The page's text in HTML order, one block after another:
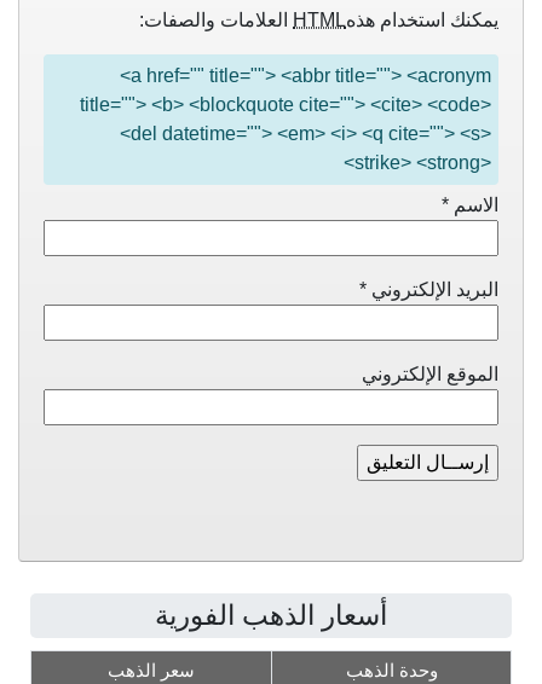
يمكنك استخدام هذهHTML العلامات والصفات:
<a href="" title=""> <abbr title=""> <acronym
title=""> <b> <blockquote cite=""> <cite> <code>
<del datetime=""> <em> <i> <q cite=""> <s>
<strike> <strong>
الاسم *
البريد الإلكتروني *
الموقع الإلكتروني
أسعار الذهب الفورية
وحدة الذهب سعر الذهب